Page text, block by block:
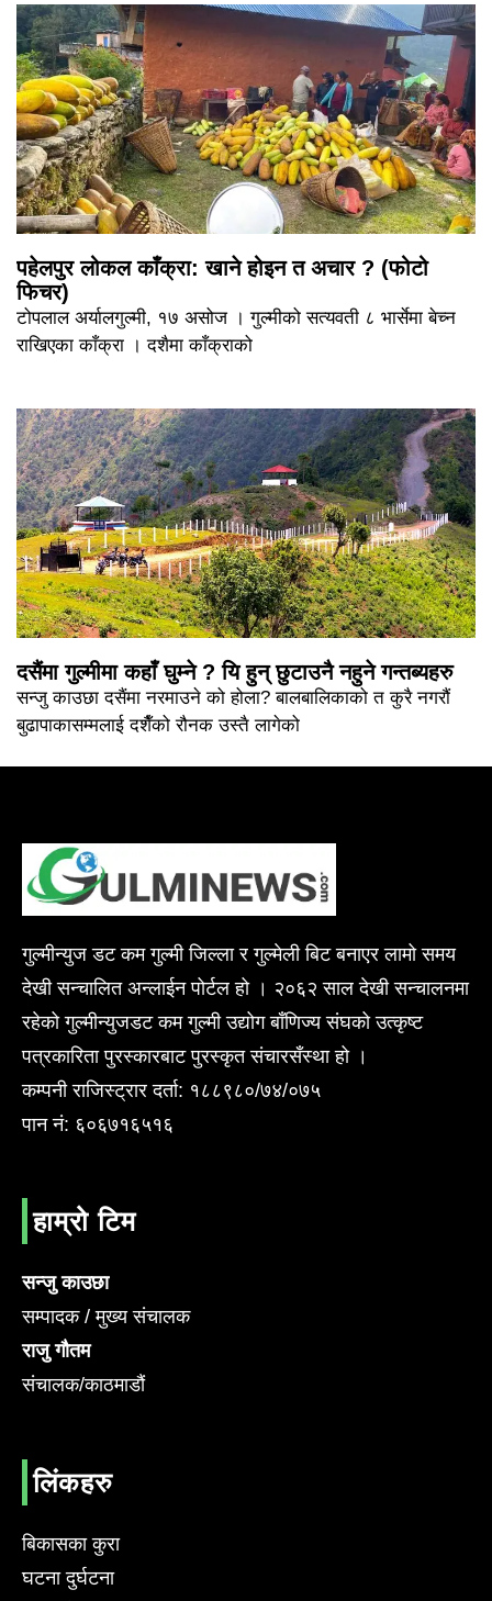
पहेलपुर लोकल काँक्रा: खाने होइन त अचार ? (फोटो
फिचर)
टोपलाल अर्यालगुल्मी, १७ असोज । गुल्मीको सत्यवती ८ भार्सेमा बेच्न
राखिएका काँक्रा । दशैमा काँक्राको
दसैंमा गुल्मीमा कहाँ घुम्ने ? यि हुन् छुटाउनै नहुने गन्तब्यहरु
सन्जु काउछा दसैंमा नरमाउने को होला? बालबालिकाको त कुरै नगरौं
बुढापाकासम्मलाई दशैँको रौनक उस्तै लागेको
गुल्मीन्युज डट कम गुल्मी जिल्ला र गुल्मेली बिट बनाएर लामो समय
देखी सन्चालित अन्लाईन पोर्टल हो । २०६२ साल देखी सन्चालनमा
रहेको गुल्मीन्युजडट कम गुल्मी उद्योग बाँणिज्य संघको उत्कृष्ट
पत्रकारिता पुरस्कारबाट पुरस्कृत संचारसँस्था हो ।
कम्पनी राजिस्ट्रार दर्ता: १८८९८०/७४/०७५
पान नं: ६०६७१६५१६
हाम्रो टिम
सन्जु काउछा
सम्पादक / मुख्य संचालक
राजु गौतम
संचालक/काठमाडौं
लिंकहरु
बिकासका कुरा
घटना दुर्घटना